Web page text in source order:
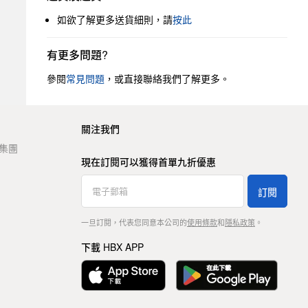
如欲了解更多送貨細則，請按此
有更多問題?
參閱常見問題 ，或直接聯絡我們了解更多。
團
關注我們
現在訂閱可以獲得首單九折優惠
訂閱
一旦訂閱，代表您同意本公司的使用條款和隱私政策。
下載 HBX APP